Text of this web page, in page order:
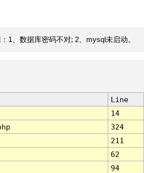
1、数据库密码不对; 2、mysql未启动。
Line
14
324
211
62
94